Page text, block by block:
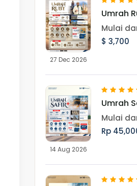
27 Dec 2026
Umrah
Landing
Mulai
$ 3,700
14 Aug 2026
Umrah
Landing
Agustus
Mulai
Rp